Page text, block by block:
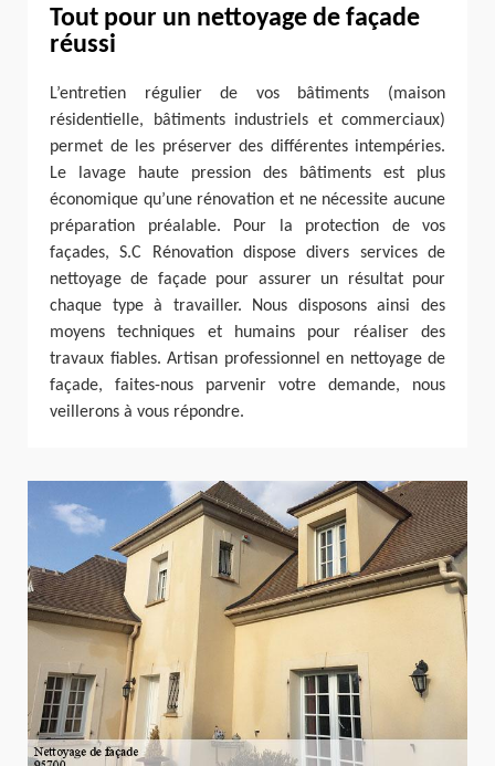
Tout pour un nettoyage de façade
réussi
L’entretien régulier de vos bâtiments (maison
résidentielle, bâtiments industriels et commerciaux)
permet de les préserver des différentes intempéries.
Le lavage haute pression des bâtiments est plus
économique qu’une rénovation et ne nécessite aucune
préparation préalable. Pour la protection de vos
façades, S.C Rénovation dispose divers services de
nettoyage de façade pour assurer un résultat pour
chaque type à travailler. Nous disposons ainsi des
moyens techniques et humains pour réaliser des
travaux fiables. Artisan professionnel en nettoyage de
façade, faites-nous parvenir votre demande, nous
veillerons à vous répondre.